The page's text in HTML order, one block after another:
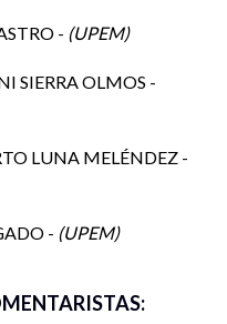
- UPEM
SIERRA OLMOS -
LUNA MELÉNDEZ -
- UPEM